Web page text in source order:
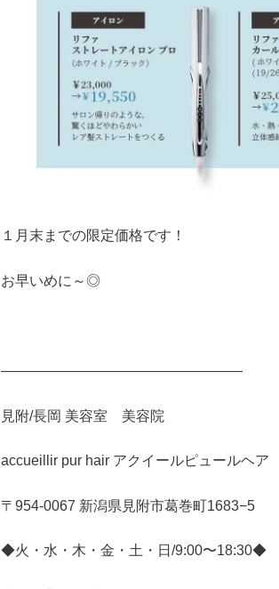
１月末までの限定価格です！
お早いめに～◎
—————————————————
見附/長岡 美容室 美容院
accueillir pur hair アクイールピュールヘア
〒954-0067 新潟県見附市葛巻町1683−5
◆火・水・木・金・土・日/9:00〜18:30◆